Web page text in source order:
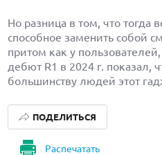
Но разница в том, что тогда
способное заменить собой
притом как у
дебют R1 в 2024 г. показал,
большинству людей этот
Распечатать
ПОДЕЛИТЬСЯ